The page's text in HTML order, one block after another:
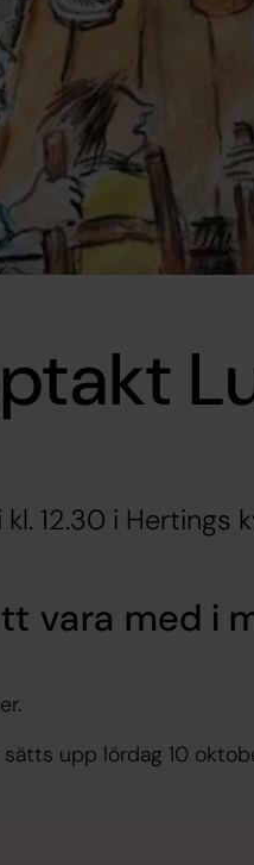
12.30 i Hertings
vara med i
upp lördag 10